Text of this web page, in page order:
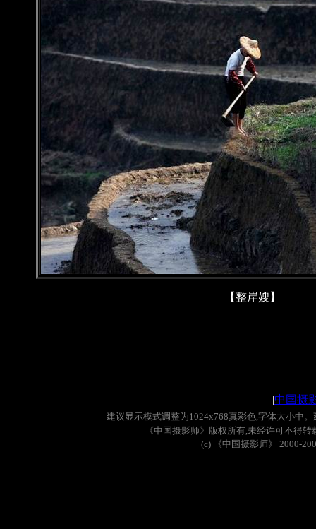
【整岸嫂】
|中国摄
建议显示模式调整为1024x768真彩色,字体大小中。
《中国摄影师》版权所有,未经许可不得转
(c)
《中国摄影师》 2000-200